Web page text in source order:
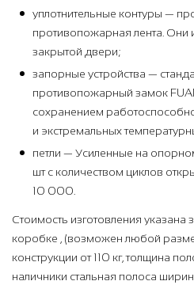
уплотнительные контуры —
противопожарная лента. Они
закрытой двери;
запорные устройства —
противопожарный замок
сохранением
и экстремальных
петли — Усиленные на
шт с количеством циклов
10 000.
Стоимость изготовления указана
коробке , (возможен любой
конструкции от 110 кг, толщина
наличники стальная полоса